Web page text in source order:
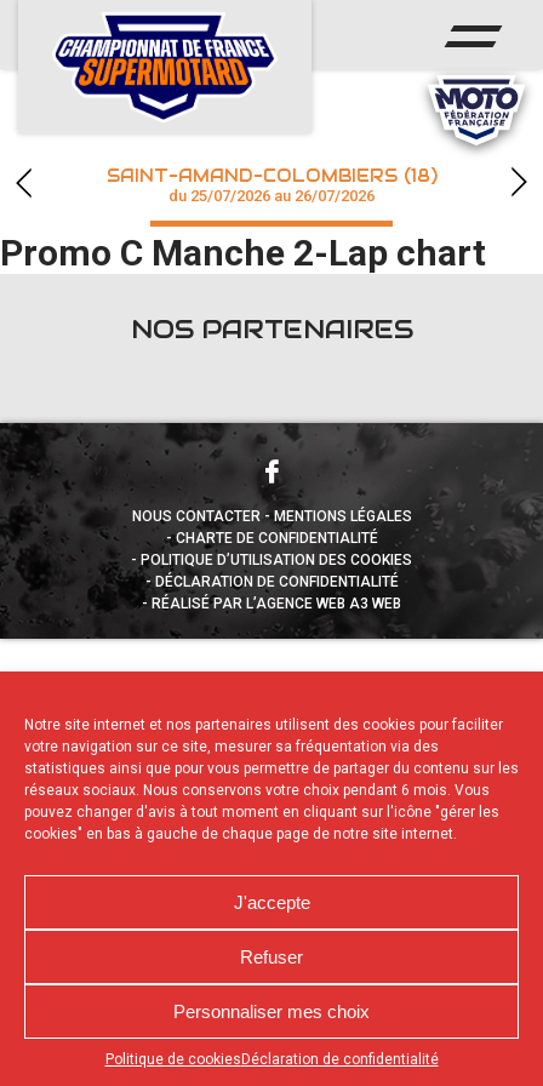
Notre site internet et nos partenaires utilisent des cookies pour faciliter
votre navigation sur ce site, mesurer sa fréquentation via des
statistiques ainsi que pour vous permettre de partager du contenu sur les
réseaux sociaux. Nous conservons votre choix pendant 6 mois. Vous
pouvez changer d'avis à tout moment en cliquant sur l'icône "gérer les
cookies" en bas à gauche de chaque page de notre site internet.
J'accepte
Refuser
Personnaliser mes choix
Politique de cookies Déclaration de confidentialité
Appuyez sur le bouton partager en bas de votre
ACCUEIL
ACTUS
CALENDRIER
CHAMPIONNAT
RÉSULTATS
SAINT-AMAND-COLOMBIERS (18)
du 25/07/2026 au 26/07/2026
Promo C Manche 2-Lap chart
NOS PARTENAIRES
NOUS CONTACTER
MENTIONS LÉGALES
CHARTE DE CONFIDENTIALITÉ
POLITIQUE D’UTILISATION DES COOKIES
DÉCLARATION DE CONFIDENTIALITÉ
RÉALISÉ PAR L’AGENCE WEB A3 WEB